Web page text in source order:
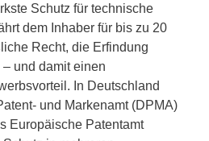
Schutz für technische
dem Inhaber für bis zu 20
Recht, die Erfindung
und damit einen
In Deutschland
und Markenamt (DPMA)
Europäische Patentamt